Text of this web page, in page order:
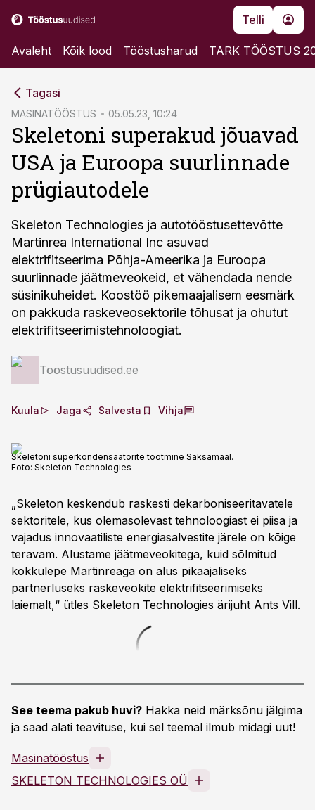
Telli
Avaleht Kõik lood Tööstusharud TARK TÖÖSTUS
Tagasi
MASINATÖÖSTUS 05.05.23, 10:24
Skeletoni superakud jõuavad
USA ja Euroopa suurlinnade
prügiautodele
Skeleton Technologies ja autotööstusettevõtte
Martinrea International Inc asuvad
elektrifitseerima Põhja-Ameerika ja Euroopa
suurlinnade jäätmeveokeid, et vähendada nende
süsinikuheidet. Koostöö pikemaajalisem eesmärk
on pakkuda raskeveosektorile tõhusat ja ohutut
elektrifitseerimistehnoloogiat.
Tööstusuudised.ee
Kuula Jaga Salvesta Vihja
Skeletoni superkondensaatorite tootmine Saksamaal.
Foto: Skeleton Technologies
„Skeleton keskendub raskesti dekarboniseeritavatele
sektoritele, kus olemasolevast tehnoloogiast ei piisa ja
vajadus innovaatiliste energiasalvestite järele on kõige
teravam. Alustame jäätmeveokitega, kuid sõlmitud
kokkulepe Martinreaga on alus pikaajaliseks
partnerluseks raskeveokite elektrifitseerimiseks
laiemalt,“ ütles Skeleton Technologies ärijuht Ants Vill.
See teema pakub huvi? Hakka neid märksõnu jälgima
ja saad alati teavituse, kui sel teemal ilmub midagi uut!
Masinatööstus
SKELETON TECHNOLOGIES OÜ